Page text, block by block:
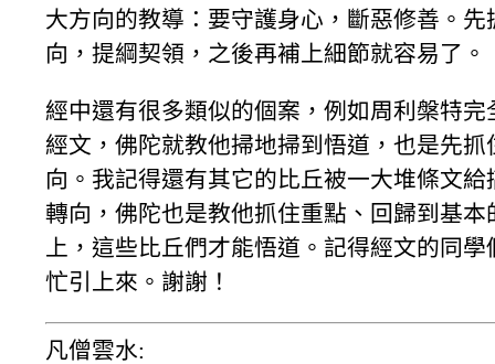
大方向的教導：要守護身心，斷惡修善。先
向，提綱契領，之後再補上細節就容易了。
經中還有很多類似的個案，例如周利槃特完
經文，佛陀就教他掃地掃到悟道，也是先抓
向。我記得還有其它的比丘被一大堆條文給
轉向，佛陀也是教他抓住重點、回歸到基本
上，這些比丘們才能悟道。記得經文的同學
忙引上來。謝謝！
凡僧雲水: